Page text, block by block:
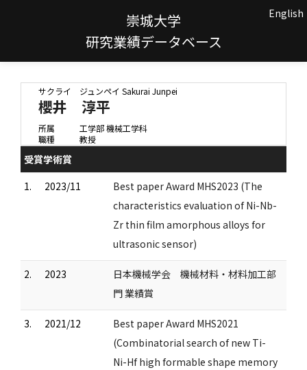
崇城大学
研究業績データベース
English
サクライ ジュンペイ Sakurai Junpei
櫻井 淳平
所属
工学部 機械工学科
職種
教授
受賞学術賞
1.
2023/11
Best paper Award MHS2023 (The
characteristics evaluation of Ni-Nb-
Zr thin film amorphous alloys for
ultrasonic sensor)
2. 2023
日本機械学会 機械材料・材料加工部
門 業績賞
3. 2021/12
Best paper Award MHS2021
(Combinatorial search of new Ti-
Ni-Hf high formable shape memory